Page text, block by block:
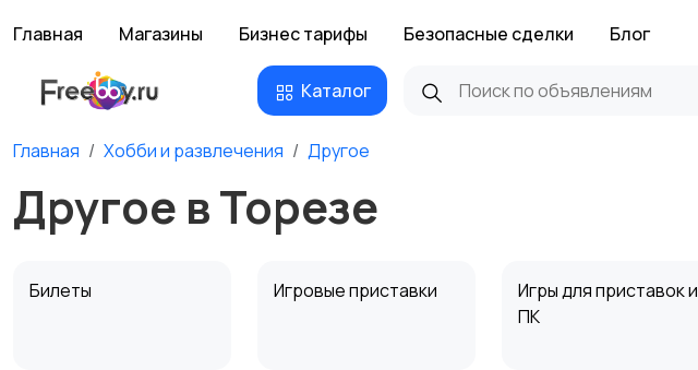
Главная Магазины Бизнес тарифы Безопасные сделки Блог
Каталог
Главная Хобби и развлечения Другое
Другое в Торезе
Билеты Игровые приставки
Игры для приставок и
ПК